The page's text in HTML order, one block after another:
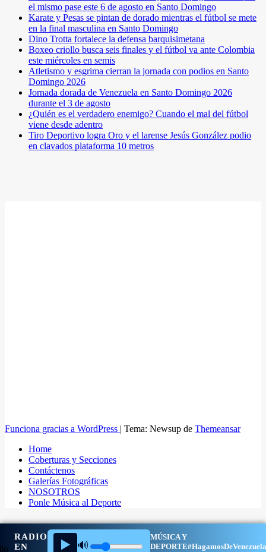
el mismo pase este 6 de agosto en Santo Domingo
Karate y Pesas se pintan de dorado mientras el fútbol se mete
en la final masculina en Santo Domingo
Dino Trotta fortalece la defensa barquisimetana
Boxeo criollo busca seis finales y el fútbol va ante Colombia
este miércoles en semis
Atletismo y esgrima cierran la jornada con podios en Santo
Domingo 2026
Jornada dorada de Venezuela en Santo Domingo 2026
durante el 3 de agosto
¿Quién es el verdadero enemigo? Cuando el mal del fútbol
viene desde adentro
Tiro Deportivo logra Oro y el larense Jesús González podio
en clavados plataforma 10 metros
RADIO
EN
▶️ 🔊
MÚSICA Y
DEPORTE
Funciona gracias a WordPress | Tema: Newsup de Themeansar
Home
Coberturas y Secciones
Contáctenos
Galerías Fotográficas
NOSOTROS
Ponle Música al Deporte